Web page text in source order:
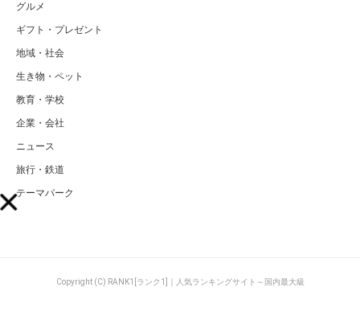
グルメ
ギフト・プレゼント
地域・社会
生き物・ペット
教育・学校
企業・会社
ニュース
旅行・鉄道
テーマパーク
Copyright (C) RANK1[ランク1]｜人気ランキングサイト～国内最大級